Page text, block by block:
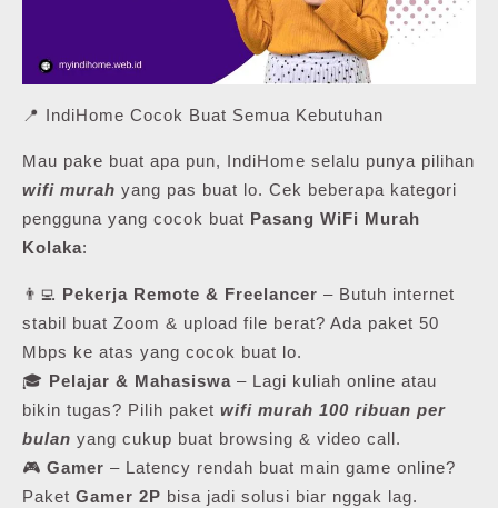
📍 IndiHome Cocok Buat Semua Kebutuhan
Mau pake buat apa pun, IndiHome selalu punya pilihan
wifi murah yang pas buat lo. Cek beberapa kategori
pengguna yang cocok buat Pasang WiFi Murah
Kolaka:
👨‍💻 Pekerja Remote & Freelancer – Butuh internet
stabil buat Zoom & upload file berat? Ada paket 50
Mbps ke atas yang cocok buat lo.
🎓 Pelajar & Mahasiswa – Lagi kuliah online atau
bikin tugas? Pilih paket wifi murah 100 ribuan per
bulan yang cukup buat browsing & video call.
🎮 Gamer – Latency rendah buat main game online?
Paket Gamer 2P bisa jadi solusi biar nggak lag.